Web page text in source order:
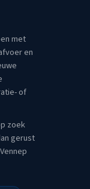
met
en
of
zoek
gerust